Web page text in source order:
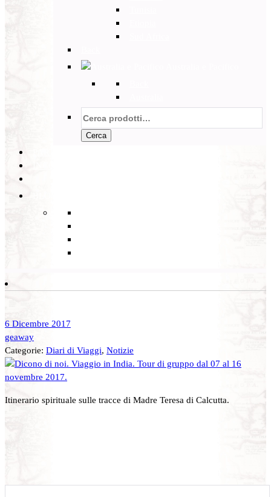
Cerca:
Cerca
6 Dicembre 2017
geaway
Categorie: Diari di Viaggi, Notizie
Itinerario spirituale sulle tracce di Madre Teresa di Calcutta.